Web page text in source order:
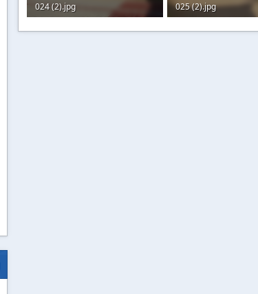
024 (2).jpg
025 (2).jpg